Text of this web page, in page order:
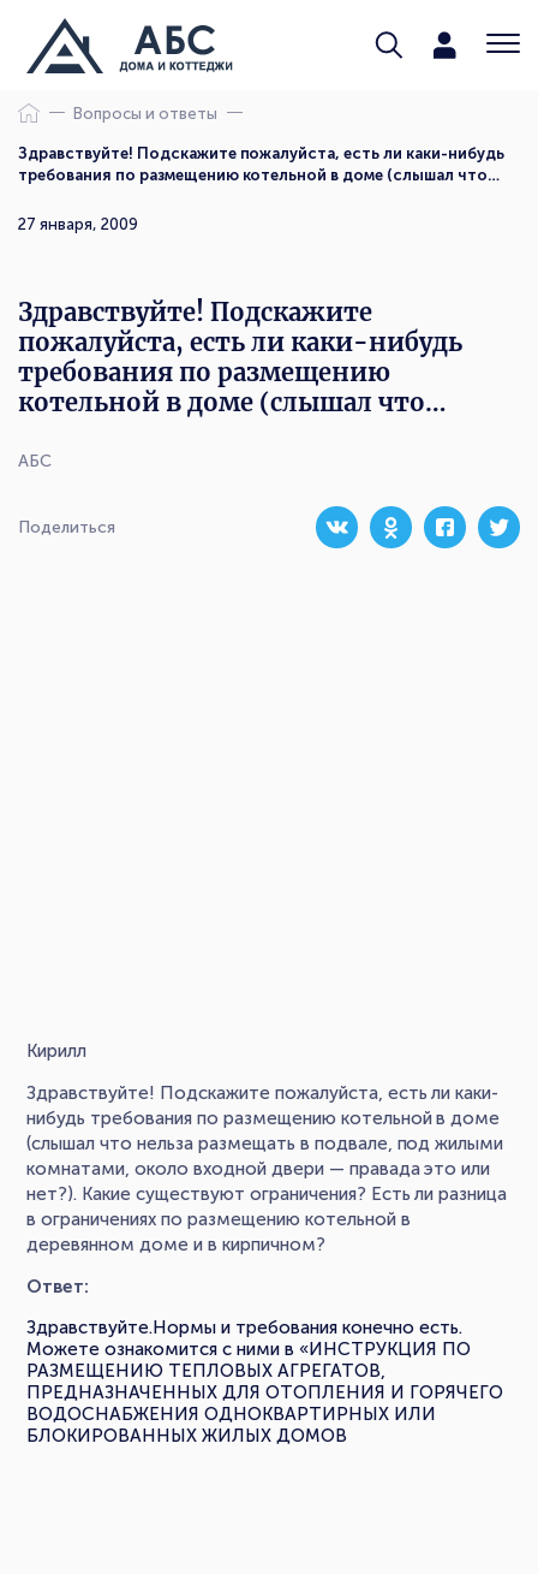
Вопросы и ответы
Здравствуйте! Подскажите пожалуйста, есть ли каки-нибудь
требования по размещению котельной в доме (слышал что…
АБС
27 января, 2009
Здравствуйте! Подскажите
пожалуйста, есть ли каки-нибудь
требования по размещению
котельной в доме (слышал что…
Поделиться
Кирилл
Здравствуйте! Подскажите пожалуйста, есть ли каки-
нибудь требования по размещению котельной в доме
(слышал что нельза размещать в подвале, под жилыми
комнатами, около входной двери — правада это или
нет?). Какие существуют ограничения? Есть ли разница
в ограничениях по размещению котельной в
деревянном доме и в кирпичном?
Ответ:
Здравствуйте.Нормы и требования конечно есть.
Можете ознакомится с ними в «ИНСТРУКЦИЯ ПО
РАЗМЕЩЕНИЮ ТЕПЛОВЫХ АГРЕГАТОВ,
ПРЕДНАЗНАЧЕННЫХ ДЛЯ ОТОПЛЕНИЯ И ГОРЯЧЕГО
ВОДОСНАБЖЕНИЯ ОДНОКВАРТИРНЫХ ИЛИ
БЛОКИРОВАННЫХ ЖИЛЫХ ДОМОВ